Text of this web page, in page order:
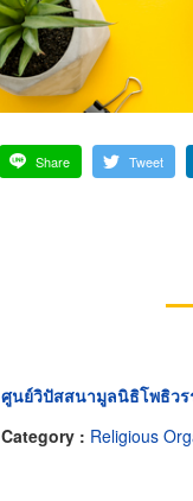
Share Tweet
ศูนย์วิปัสสนามูลนิธิโพธิว
Category : Religious